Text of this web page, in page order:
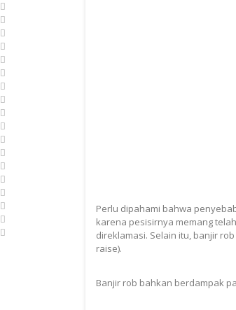
Perlu dipahami bahwa
karena pesisirnya memang
direklamasi. Selain itu, banjir
raise).
Banjir rob bahkan berdampak